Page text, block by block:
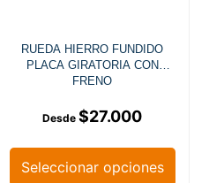
RUEDA HIERRO FUNDIDO
PLACA GIRATORIA CON
FRENO
$27.000
Seleccionar opciones